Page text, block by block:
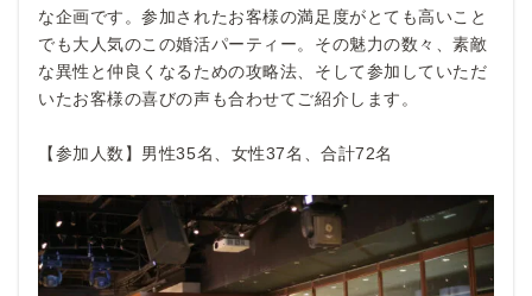
な企画です。参加されたお客様の満足度がとても高いこと
でも大人気のこの婚活パーティー。その魅力の数々、素敵
な異性と仲良くなるための攻略法、そして参加していただ
いたお客様の喜びの声も合わせてご紹介します。
【参加人数】男性35名、女性37名、合計72名